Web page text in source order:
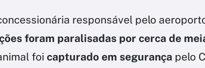
responsável pelo
foram paralisadas por cerca de
foi capturado em segurança pelo